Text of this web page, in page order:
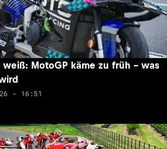
weiß: MotoGP käme zu früh – was
- 16:51